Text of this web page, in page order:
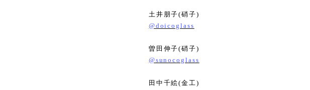
土井朋子(硝子)
@doicoglass
曽田伸子(硝子)
@sunocoglass
田中千絵(金工)